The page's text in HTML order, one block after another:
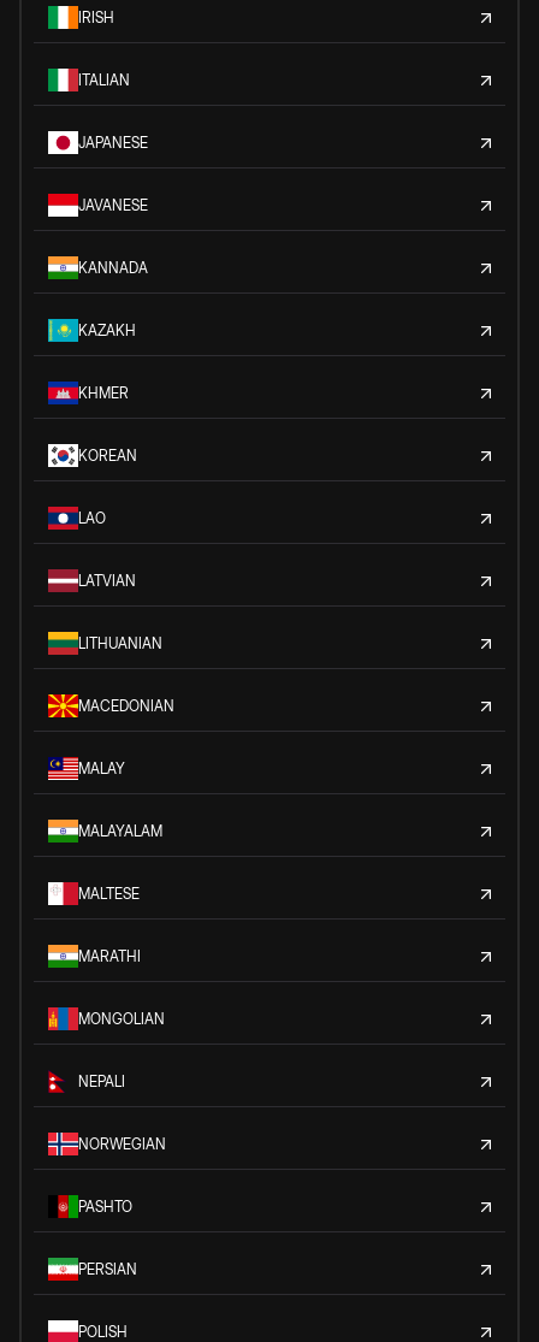
IRISH
ITALIAN
JAPANESE
JAVANESE
KANNADA
KAZAKH
KHMER
KOREAN
LAO
LATVIAN
LITHUANIAN
MACEDONIAN
MALAY
MALAYALAM
MALTESE
MARATHI
MONGOLIAN
NEPALI
NORWEGIAN
PASHTO
PERSIAN
POLISH